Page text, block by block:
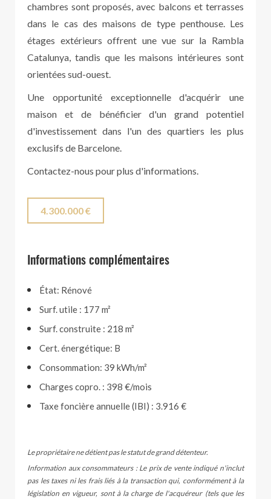
chambres sont proposés, avec balcons et terrasses
dans le cas des maisons de type penthouse. Les
étages extérieurs offrent une vue sur la Rambla
Catalunya, tandis que les maisons intérieures sont
orientées sud-ouest.
Une opportunité exceptionnelle d'acquérir une
maison et de bénéficier d'un grand potentiel
d'investissement dans l'un des quartiers les plus
exclusifs de Barcelone.
Contactez-nous pour plus d'informations.
4.300.000 €
Informations complémentaires
État: Rénové
Surf. utile : 177 m²
Surf. construite : 218 m²
Cert. énergétique: B
Consommation: 39 kWh/m²
Charges copro. : 398 €/mois
Taxe foncière annuelle (IBI) : 3.916 €
Le propriétaire ne détient pas le statut de grand détenteur.
Information aux consommateurs : Le prix de vente indiqué n'inclut
pas les taxes ni les frais liés à la transaction qui, conformément à la
législation en vigueur, sont à la charge de l'acquéreur (tels que les